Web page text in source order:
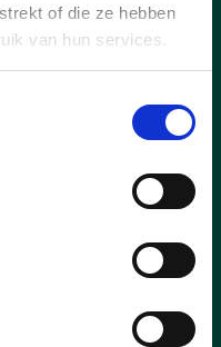
of die ze hebben
van hun services.
Geistingen
Ophoven